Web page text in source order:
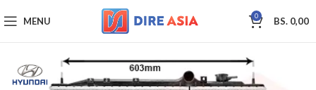
MENU 0 BS. 0,00